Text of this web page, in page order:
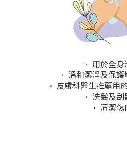
• 用於全身
• 溫和潔淨及保護
• 皮膚科醫生推薦用
• 洗髮及刮
• 清潔傷